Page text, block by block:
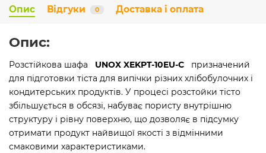
Опис Відгуки 0 Доставка і оплата
Опис:
Розстійкова шафа UNOX XEKPT-10EU-C
призначений
для підготовки тіста для випічки різних хлібобулочних і
кондитерських продуктів. У процесі розстойки тісто
збільшується в обсязі, набуває пористу внутрішню
структуру і рівну поверхню, що дозволяє в підсумку
отримати продукт найвищої якості з відмінними
смаковими характеристиками.